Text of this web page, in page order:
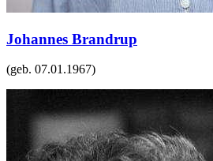
Johannes Brandrup
(geb. 07.01.1967)